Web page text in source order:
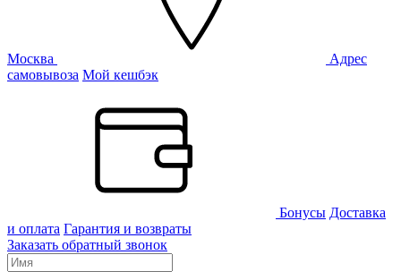
Москва
Адрес
самовывоза Мой кешбэк
Бонусы Доставка
и оплата Гарантия и возвраты
Заказать обратный звонок